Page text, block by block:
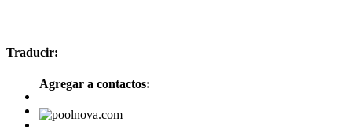
Traducir:
Agregar a contactos: